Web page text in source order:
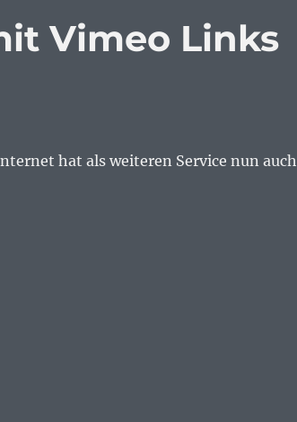
Vimeo Links
hat als weiteren Service nun auch